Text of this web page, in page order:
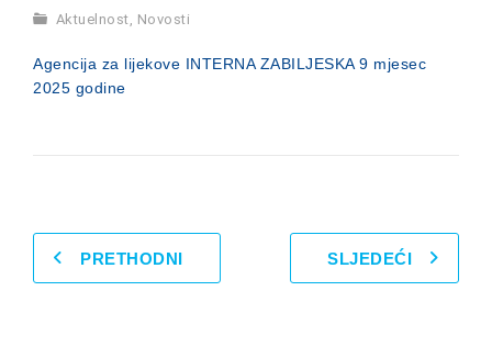
Aktuelnost Novosti
Agencija za lijekove INTERNA ZABILJESKA 9 mjesec
2025 godine
PRETHODNI SLJEDEĆI